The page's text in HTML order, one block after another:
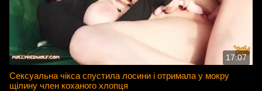
17:07
Сексуальна чікса спустила лосини і отримала у мокру
щілину член коханого хлопця